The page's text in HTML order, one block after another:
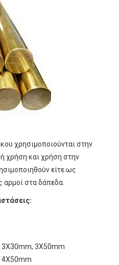
χρησιμοποιούνται στην
χρήση και χρήση στην
είτε ως
αρμοί στα δάπεδα.
3Χ30mm, 3Χ50mm
4Χ50mm